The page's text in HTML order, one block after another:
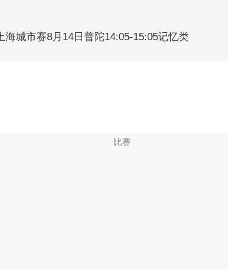
上海城市赛8月14日普陀14:05-15:05记忆类
比赛